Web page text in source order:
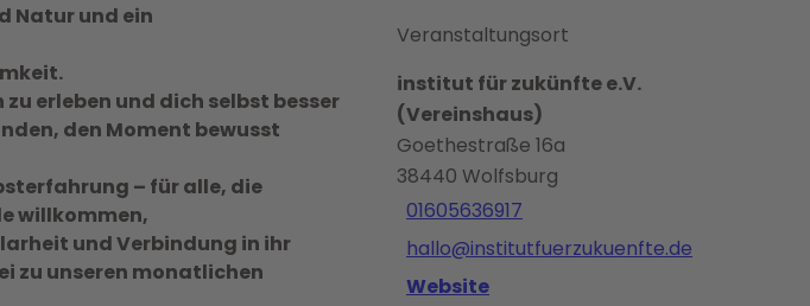
Natur und ein
erleben und dich selbst besser
den Moment bewusst
– für alle, die
willkommen,
und Verbindung in ihr
zu unseren monatlichen
Veranstaltungsort
institut für zukünfte e.V.
(Vereinshaus)
Goethestraße 16a
38440 Wolfsburg
01605636917
hallo@institutfuerzukuenfte.de
Website